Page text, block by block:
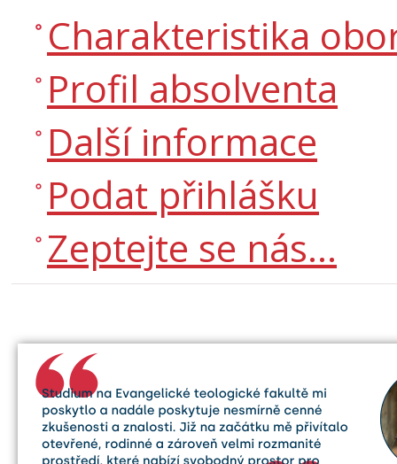
Charakteristika
Profil absolventa
Další informace
Podat přihlášku
Zeptejte se nás...